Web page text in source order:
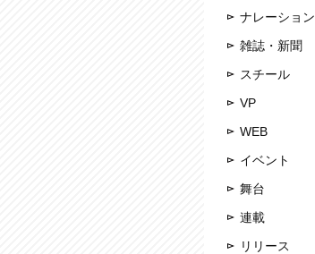
ナレーション
雑誌・新聞
スチール
VP
WEB
イベント
舞台
連載
リリース